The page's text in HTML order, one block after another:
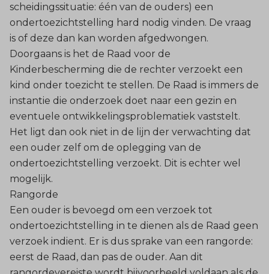
scheidingssituatie: één van de ouders) een
ondertoezichtstelling hard nodig vinden. De vraag
is of deze dan kan worden afgedwongen.
Doorgaans is het de Raad voor de
Kinderbescherming die de rechter verzoekt een
kind onder toezicht te stellen. De Raad is immers de
instantie die onderzoek doet naar een gezin en
eventuele ontwikkelingsproblematiek vaststelt.
Het ligt dan ook niet in de lijn der verwachting dat
een ouder zelf om de oplegging van de
ondertoezichtstelling verzoekt. Dit is echter wel
mogelijk.
Rangorde
Een ouder is bevoegd om een verzoek tot
ondertoezichtstelling in te dienen als de Raad geen
verzoek indient. Er is dus sprake van een rangorde:
eerst de Raad, dan pas de ouder. Aan dit